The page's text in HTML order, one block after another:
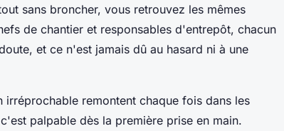
sans broncher, vous retrouvez les mêmes
de chantier et responsables d'entrepôt, chacun
et ce n'est jamais dû au hasard ni à une
remontent chaque fois dans les
palpable dès la première prise en main.